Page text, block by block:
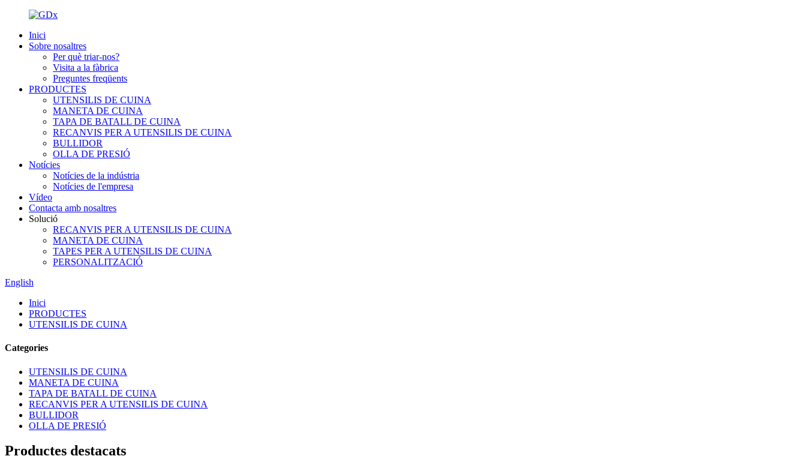
Inici
Sobre nosaltres
Per què triar-nos?
Visita a la fàbrica
Preguntes freqüents
PRODUCTES
UTENSILIS DE CUINA
MANETA DE CUINA
TAPA DE BATALL DE CUINA
RECANVIS PER A UTENSILIS DE CUINA
BULLIDOR
OLLA DE PRESIÓ
Notícies
Notícies de la indústria
Notícies de l'empresa
Vídeo
Contacta amb nosaltres
Solució
RECANVIS PER A UTENSILIS DE CUINA
MANETA DE CUINA
TAPES PER A UTENSILIS DE CUINA
PERSONALITZACIÓ
English
Inici
PRODUCTES
UTENSILIS DE CUINA
Categories
UTENSILIS DE CUINA
MANETA DE CUINA
TAPA DE BATALL DE CUINA
RECANVIS PER A UTENSILIS DE CUINA
BULLIDOR
OLLA DE PRESIÓ
Productes destacats